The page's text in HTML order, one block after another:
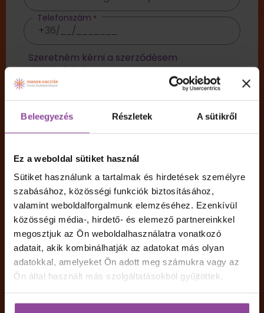
Beleegyezés Részletek A sütikről
Ez a weboldal sütiket használ
Sütiket használunk a tartalmak és hirdetések személyre
szabásához, közösségi funkciók biztosításához,
valamint weboldalforgalmunk elemzéséhez. Ezenkívül
közösségi média-, hirdető- és elemező partnereinkkel
megosztjuk az Ön weboldalhasználatra vonatkozó
adatait, akik kombinálhatják az adatokat más olyan
adatokkal, amelyeket Ön adott meg számukra vagy az
Ön által használt más szolgáltatásokból gyűjtöttek.
Telefonszám *
Szeretném kérni a szerződésem
előkészítését
Válaszd az IGEN-t a gyorsabb ügyintézés
úgy a szerződés előkészítéshez szükséges
minden adatodat megadhatod, így
rendszerünk akár azonnal küldheti e-mail
hamarabb végezhetsz a beiratkozás
folyamatával.
igen
nem
Megjegyzés
Hozzájárulok, hogy a Pannon Kincstár a választott